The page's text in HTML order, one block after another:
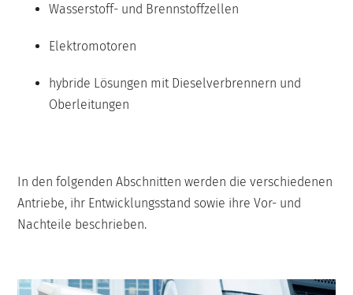
Wasserstoff- und Brennstoffzellen
Elektromotoren
hybride Lösungen mit Dieselverbrennern und
Oberleitungen
In den folgenden Abschnitten werden die verschiedenen
Antriebe, ihr Entwicklungsstand sowie ihre Vor- und
Nachteile beschrieben.